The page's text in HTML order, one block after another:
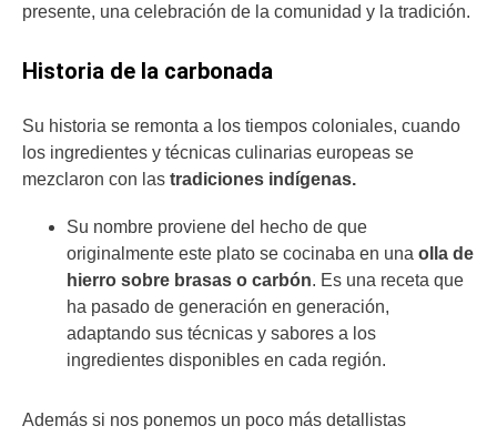
presente, una celebración de la comunidad y la tradición.
Historia de la carbonada
Su historia se remonta a los tiempos coloniales, cuando
los ingredientes y técnicas culinarias europeas se
mezclaron con las tradiciones indígenas.
Su nombre proviene del hecho de que
originalmente este plato se cocinaba en una olla de
hierro sobre brasas o carbón. Es una receta que
ha pasado de generación en generación,
adaptando sus técnicas y sabores a los
ingredientes disponibles en cada región.
Además si nos ponemos un poco más detallistas